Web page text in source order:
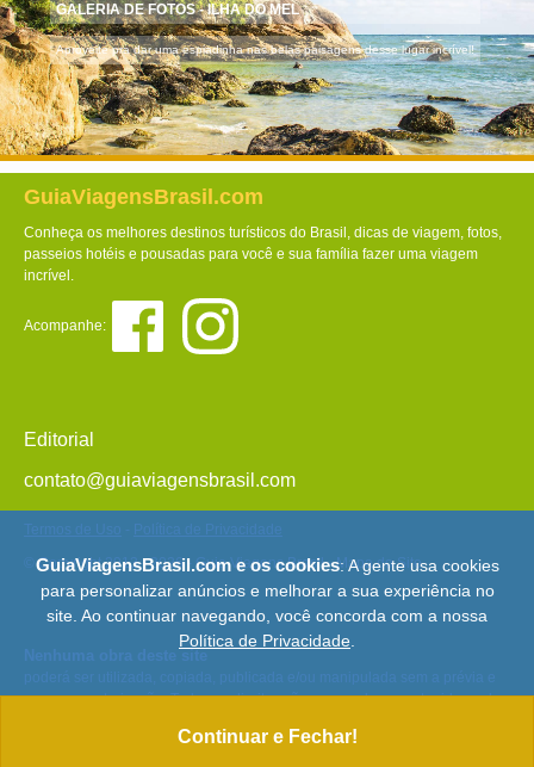
GALERIA DE FOTOS - ILHA DO MEL
Aproveite pra dar uma espiadinha nas belas paisagens desse lugar incrível!
GuiaViagensBrasil.com
Conheça os melhores destinos turísticos do Brasil, dicas de viagem, fotos,
passeios hotéis e pousadas para você e sua família fazer uma viagem
incrível.
Acompanhe:
Editorial
contato@guiaviagensbrasil.com
Termos de Uso
Política de Privacidade
© Copyright 2013 - 2026 - Guia Viagens Brasil -Mapa do Site
Nenhuma obra deste site
poderá ser utilizada, copiada, publicada e/ou manipulada sem a prévia e
expressa autorização. Todos os direitos são reservados e protegidos pela
GuiaViagensBrasil.com e os cookies: A gente usa cookies
para personalizar anúncios e melhorar a sua experiência no
site. Ao continuar navegando, você concorda com a nossa
Política de Privacidade
Continuar e Fechar!